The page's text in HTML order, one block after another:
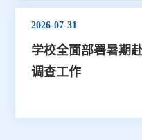
2026-07-31
学校全面部署暑期
调查工作